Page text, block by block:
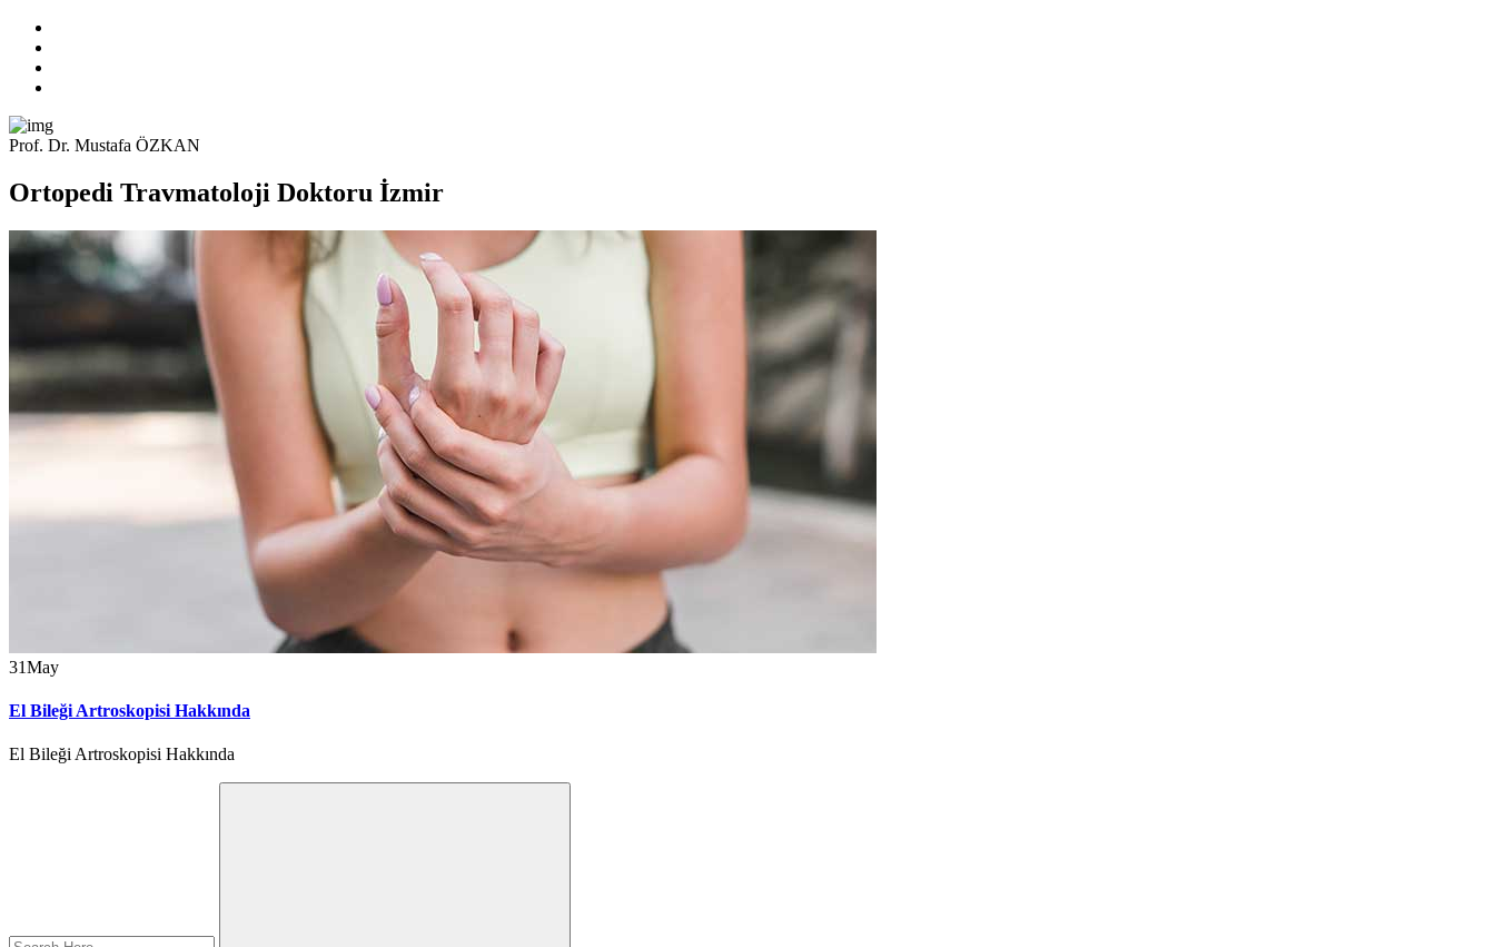
Prof. Dr. Mustafa ÖZKAN
Ortopedi Travmatoloji Doktoru İzmir
31May
El Bileği Artroskopisi Hakkında
El Bileği Artroskopisi Hakkında